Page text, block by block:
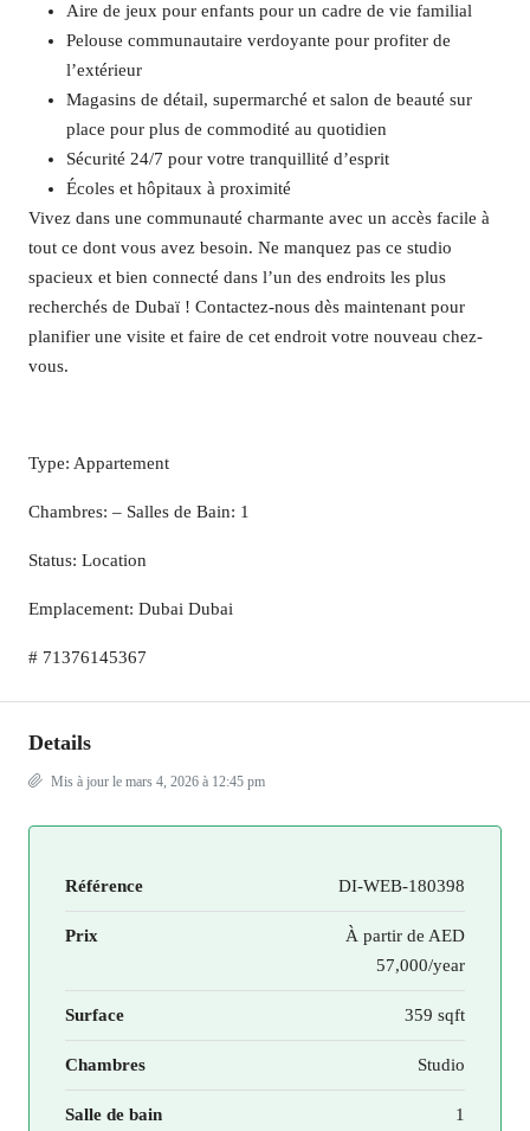
Aire de jeux pour enfants pour un cadre de vie familial
Pelouse communautaire verdoyante pour profiter de
l’extérieur
Magasins de détail, supermarché et salon de beauté sur
place pour plus de commodité au quotidien
Sécurité 24/7 pour votre tranquillité d’esprit
Écoles et hôpitaux à proximité
Vivez dans une communauté charmante avec un accès facile à
tout ce dont vous avez besoin. Ne manquez pas ce studio
spacieux et bien connecté dans l’un des endroits les plus
recherchés de Dubaï ! Contactez-nous dès maintenant pour
planifier une visite et faire de cet endroit votre nouveau chez-
vous.
Type: Appartement
Chambres: – Salles de Bain: 1
Status: Location
Emplacement: Dubai Dubai
# 71376145367
Details
Mis à jour le mars 4, 2026 à 12:45 pm
Référence DI-WEB-180398
Prix À partir de AED
57,000/year
Surface 359 sqft
Chambres Studio
Salle de bain 1